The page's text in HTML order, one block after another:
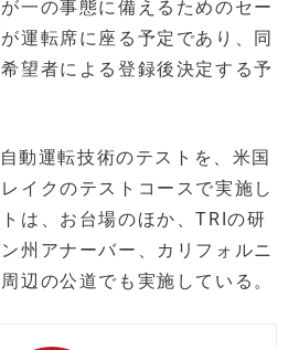
一の事態に備えるためのセー
運転席に座る予定であり、同
望者による登録後決定する予
動運転技術のテストを、米国
イクのテストコースで実施し
は、お台場のほか、TRIの研
州アナーバー、カリフォルニ
辺の公道でも実施している。